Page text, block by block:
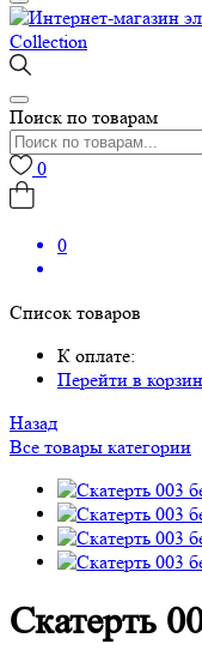
Поиск по товарам
0
0
Список товаров
К оплате:
Перейти в
Назад
Все товары категории
Скатерть